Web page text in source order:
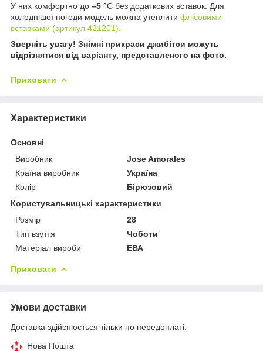
У них комфортно до –5 °C без додаткових вставок. Для
холоднішої погоди модель можна утеплити флісовими
вставками (артикул 421201).
Зверніть увагу! Знімні прикраси джибітси можуть
відрізнятися від варіанту, представленого на фото.
Приховати
Характеристики
Основні
Виробник
Jose Amorales
Країна виробник
Україна
Колір
Бірюзовий
Користувальницькі характеристики
Розмір
28
Тип взуття
Чоботи
Матеріал вироби
ЕВА
Приховати
Умови доставки
Доставка здійснюється тільки по передоплаті.
Нова Пошта